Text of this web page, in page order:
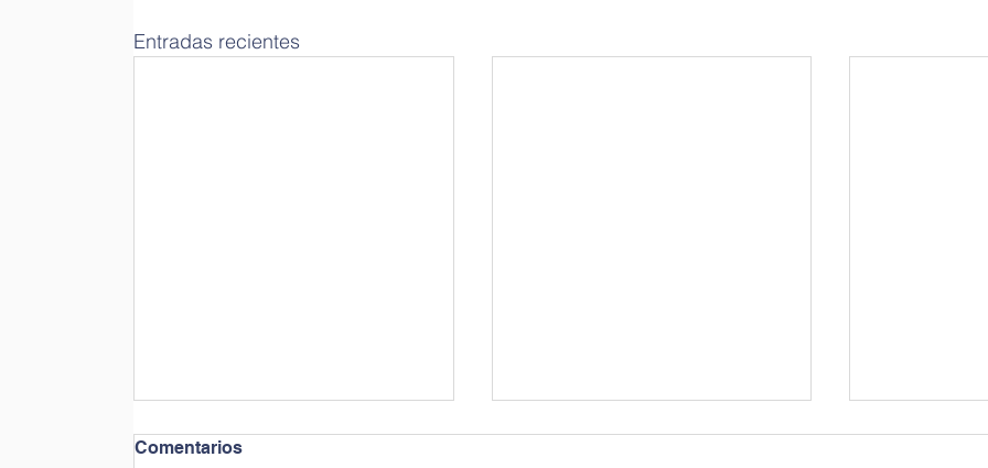
Entradas recientes
Comentarios